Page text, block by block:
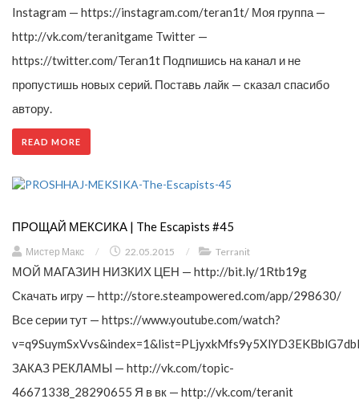
Instagram — https://instagram.com/teran1t/ Моя группа —
http://vk.com/teranitgame Twitter —
https://twitter.com/Teran1t Подпишись на канал и не
пропустишь новых серий. Поставь лайк — сказал спасибо
автору.
READ MORE
ПРОЩАЙ МЕКСИКА | The Escapists #45
Мистер Макс / 22.05.2015 / Terranit
МОЙ МАГАЗИН НИЗКИХ ЦЕН — http://bit.ly/1Rtb19g
Скачать игру — http://store.steampowered.com/app/298630/
Все серии тут — https://www.youtube.com/watch?
ЗАКАЗ РЕКЛАМЫ — http://vk.com/topic-
46671338_28290655 Я в вк — http://vk.com/teranit